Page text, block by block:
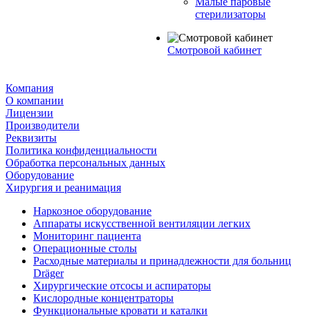
стерилизаторы
Смотровой кабинет
Компания
О компании
Лицензии
Производители
Реквизиты
Политика конфиденциальности
Обработка персональных данных
Оборудование
Хирургия и реанимация
Наркозное оборудование
Аппараты искусственной вентиляции легких
Мониторинг пациента
Операционные столы
Расходные материалы и принадлежности для больниц
Dräger
Хирургические отсосы и аспираторы
Кислородные концентраторы
Функциональные кровати и каталки